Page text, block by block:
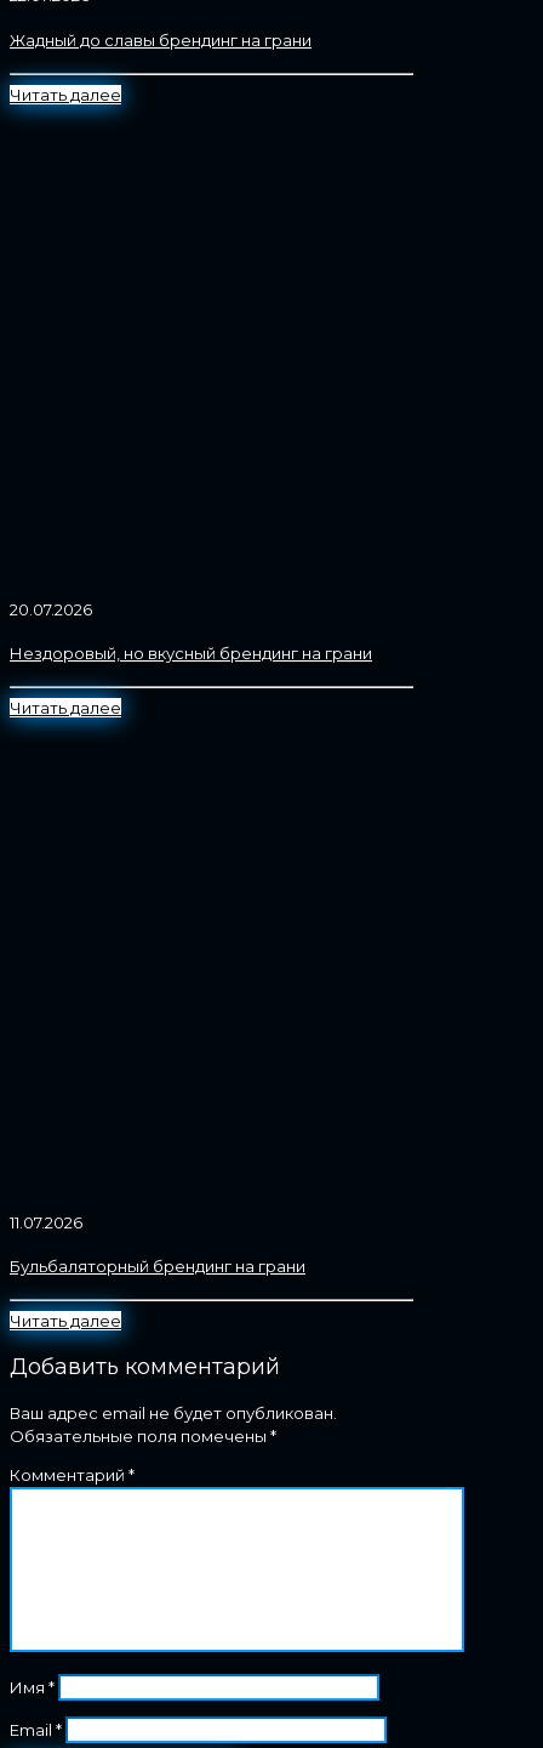
Жадный до славы брендинг на грани
Читать далее
20.07.2026
Нездоровый, но вкусный брендинг на грани
Читать далее
11.07.2026
Бульбаляторный брендинг на грани
Читать далее
Добавить комментарий
Ваш адрес email не будет опубликован.
Обязательные поля помечены *
Комментарий *
Имя *
Email *